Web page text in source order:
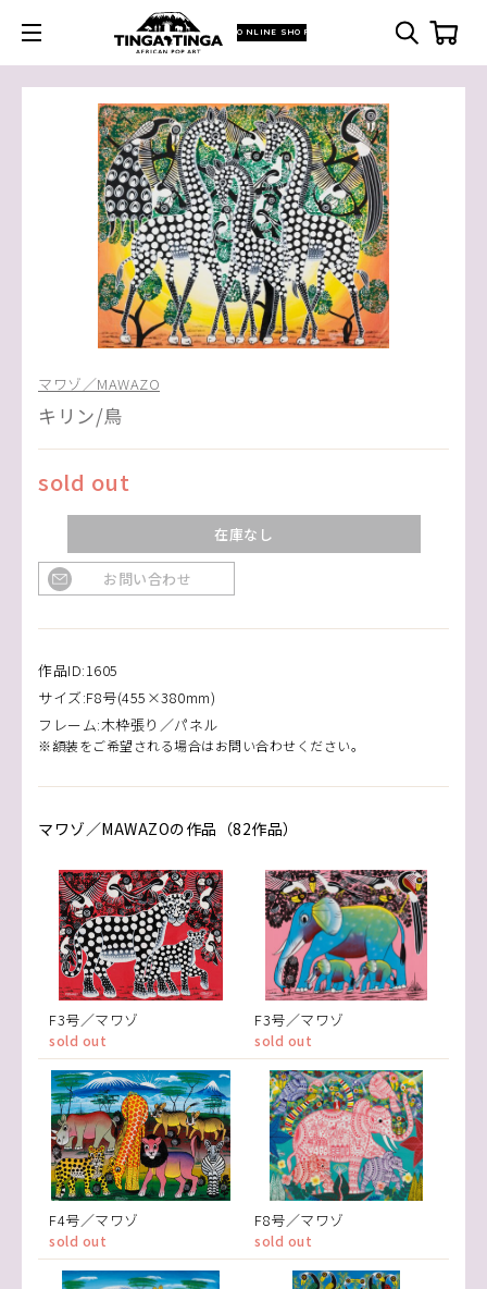
ONLINE SHOP
マワゾ／MAWAZO
キリン/鳥
sold out
在庫なし
お問い合わせ
作品ID:1605
サイズ:F8号(455×380mm)
フレーム:木枠張り／パネル
※額装をご希望される場合はお問い合わせください。
マワゾ／MAWAZOの作品（82作品）
F3号／マワゾ
sold out
F3号／マワゾ
sold out
F4号／マワゾ
sold out
F8号／マワゾ
sold out